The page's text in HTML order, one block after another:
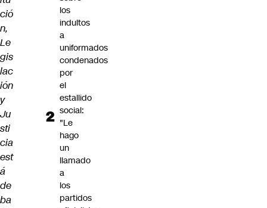
ció
n,
Le
gis
lac
ión
y
Ju
sti
cia
est
á
de
ba
los
indultos
a
uniformados
condenados
por
el
estallido
social:
"Le
hago
un
llamado
a
los
partidos